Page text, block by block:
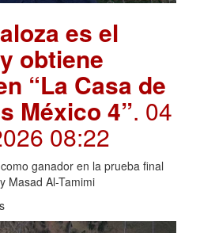
es el
obtiene
“La Casa de
México 4”. 04
08:22
ganador en la prueba final
Masad Al-Tamimi